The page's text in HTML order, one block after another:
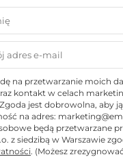
TOP
na przetwarzanie moich
kontakt w celach
jest dobrowolna, aby
na adres:
będą przetwarzane
z siedzibą w Warszawie
. (Możesz